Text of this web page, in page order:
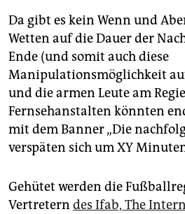
Da gibt es kein Wenn und
Wetten auf die Dauer der
Ende (und somit auch diese
Manipulationsmöglichkeit
und die armen Leute am
Fernsehanstalten könnten
mit dem Banner „Die
verspäten sich um XY
Gehütet werden die
Vertretern des Ifab, The